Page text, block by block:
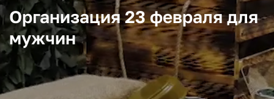
Организация 23 февраля для
мужчин